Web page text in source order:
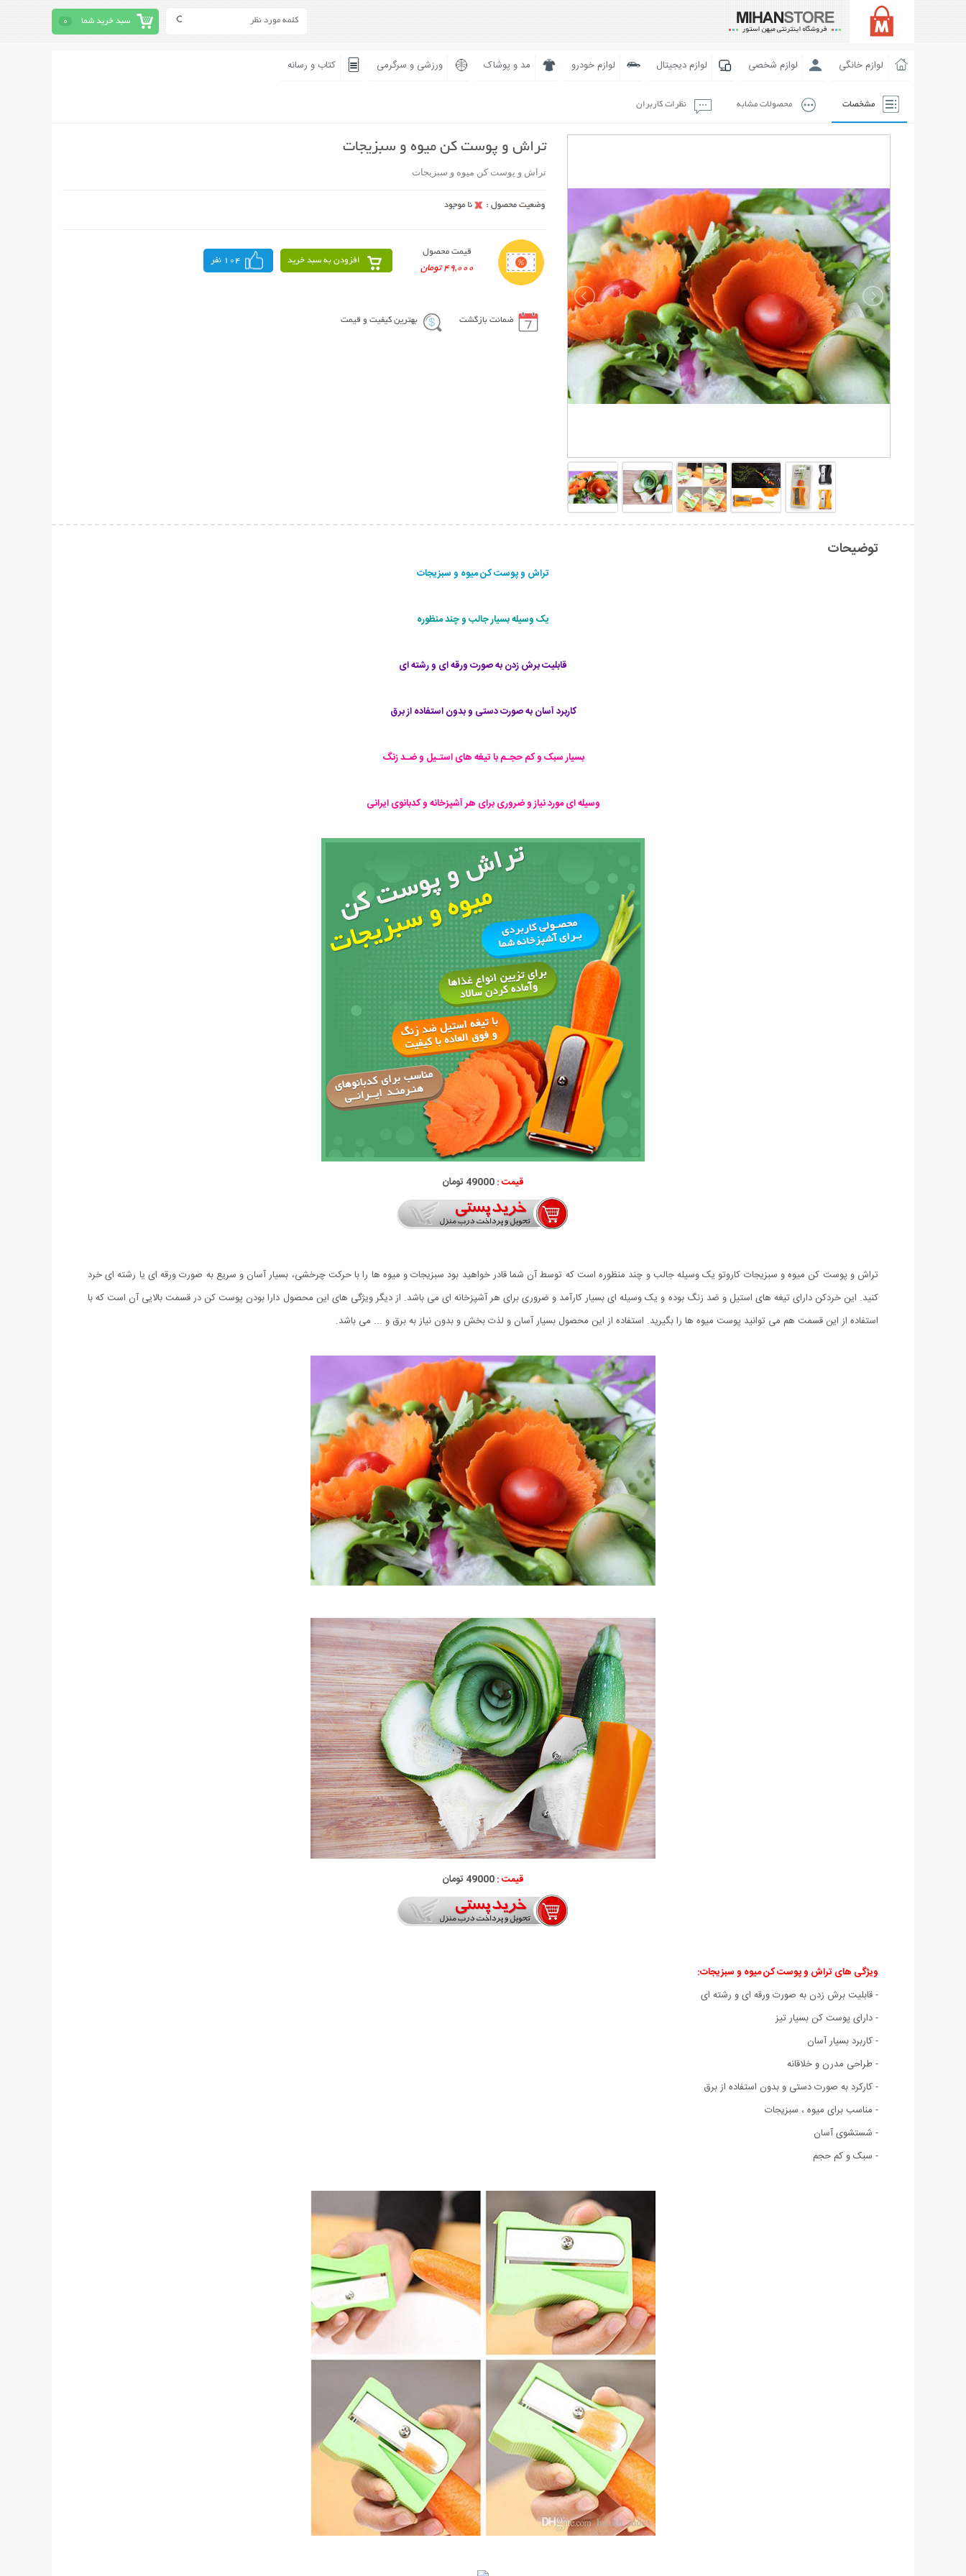
سبد خرید شما 0
لوازم خانگی لوازم شخصی لوازم دیجیتال لوازم خودرو مد و پوشاک ورزشی و سرگرمی کتاب و رسانه
مشخصات محصولات مشابه نظرات کاربران
تراش و پوست کن میوه و سبزیجات
تراش و پوست کن میوه و سبزیجات
قیمت محصول
49,000 تومان
افزودن به سبد خرید 104 نفر
ضمانت بازگشت بهترین کیفیت و قیمت
توضیحات
تراش و پوست کن میوه و سبزیجات
یک وسیله بسیار جالب و چند منظوره
قابلیت برش زدن به صورت ورقه ای و رشته ای
کاربرد آسان به صورت دستی و بدون استفاده از برق
بسیار سبک و کم حجـم با تیغه های استـیل و ضـد زنگ
وسیله ای مورد نیاز و ضروری برای هر آشپزخانه و کدبانوی ایرانی
قیمت :49000 تومان
تراش و پوست کن میوه و سبزیجات كاروتو یک وسیله جالب و چند منظوره است که توسط آن شما قادر خواهید بود سبزیجات و میوه ها را با حرکت چرخشی، بسیار آسان و سریع به صورت ورقه ای یا رشته ای خرد
کنید. این خردکن دارای تیغه های استیل و ضد زنگ بوده و یک وسیله ای بسیار کارآمد و ضروری برای هر آشپزخانه ای می باشد. از دیگر ویژگی های این محصول دارا بودن پوست کن در قسمت بالایی آن است که با
استفاده از این قسمت هم می توانید پوست میوه ها را بگیرید. استفاده از این محصول بسیار آسان و لذت بخش و بدون نیاز به برق و ... می باشد.
قیمت :49000 تومان
ویژگی های تراش و پوست کن میوه و سبزیجات:
- قابلیت برش زدن به صورت ورقه ای و رشته ای
- دارای پوست کن بسیار تیز
- کاربرد بسیار آسان
- طراحی مدرن و خلاقانه
- کارکرد به صورت دستی و بدون استفاده از برق
- مناسب برای میوه ، سبزیجات
- شستشوی آسان
- سبک و کم حجم